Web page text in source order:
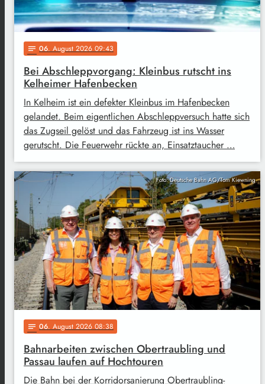
notes 06. August 2026 09:43
Bei Abschleppvorgang: Kleinbus rutscht ins
Kelheimer Hafenbecken
In Kelheim ist ein defekter Kleinbus im Hafenbecken
gelandet. Beim eigentlichen Abschleppversuch hatte sich
das Zugseil gelöst und das Fahrzeug ist ins Wasser
gerutscht. Die Feuerwehr rückte an, Einsatztaucher …
Foto: Deutsche Bahn AG/Tom Kiewning
notes 06. August 2026 08:38
Bahnarbeiten zwischen Obertraubling und
Passau laufen auf Hochtouren
Die Bahn bei der Korridorsanierung Obertraubling-